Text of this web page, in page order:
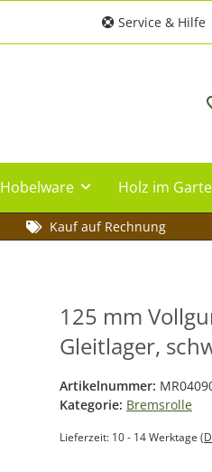
Service & Hilfe
Hobelware Holz im
Kauf auf Rechnung
125 mm
Gleitlager,
Artikelnummer:
Kategorie: Bremsrolle
Lieferzeit: 10 - 14 Werktage